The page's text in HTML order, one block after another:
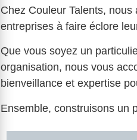
Chez Couleur Talents,
entreprises à faire éclore
Que vous soyez un
organisation, nous vous
bienveillance et expertise
Ensemble, construisons un